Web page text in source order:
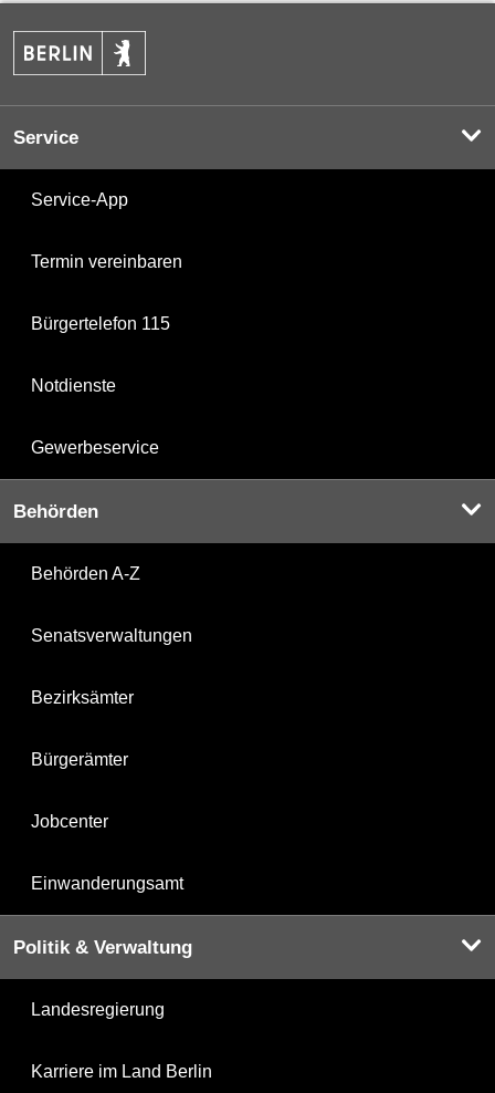
Service
Service-App
Termin vereinbaren
Bürgertelefon 115
Notdienste
Gewerbeservice
Behörden
Behörden A-Z
Senatsverwaltungen
Bezirksämter
Bürgerämter
Jobcenter
Einwanderungsamt
Politik & Verwaltung
Landesregierung
Karriere im Land Berlin